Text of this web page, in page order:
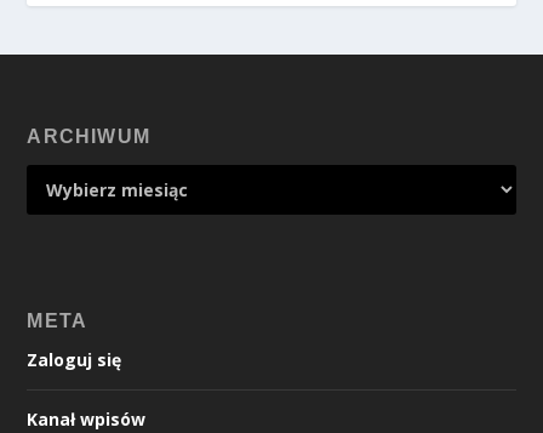
ARCHIWUM
META
Zaloguj się
Kanał wpisów